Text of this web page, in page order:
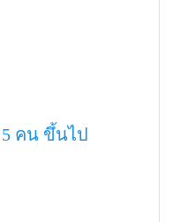
คน ขึ้นไป